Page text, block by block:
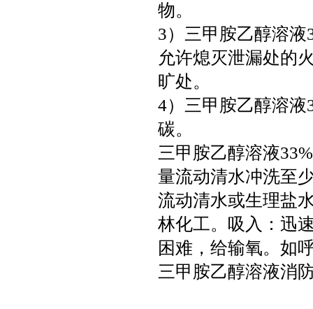
物。
3）三甲胺乙醇溶
允许熄灭泄漏处的
旷处。
4）三甲胺乙醇溶
碳。
三甲胺乙醇溶液
量流动清水冲洗至
流动清水或生理盐
林化工。吸入：迅
困难，给输氧。如
三甲胺乙醇溶液消